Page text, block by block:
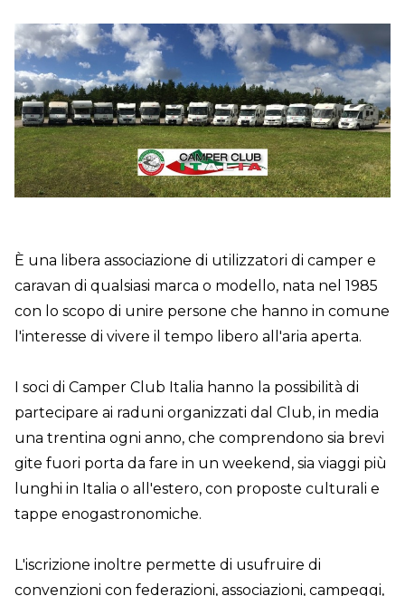
È una libera associazione di utilizzatori di camper e
caravan di qualsiasi marca o modello, nata nel 1985
con lo scopo di unire persone che hanno in comune
l'interesse di vivere il tempo libero all'aria aperta.
I soci di Camper Club Italia hanno la possibilità di
partecipare ai raduni organizzati dal Club, in media
una trentina ogni anno, che comprendono sia brevi
gite fuori porta da fare in un weekend, sia viaggi più
lunghi in Italia o all'estero, con proposte culturali e
tappe enogastronomiche.
L'iscrizione inoltre permette di usufruire di
convenzioni con federazioni, associazioni, campeggi,